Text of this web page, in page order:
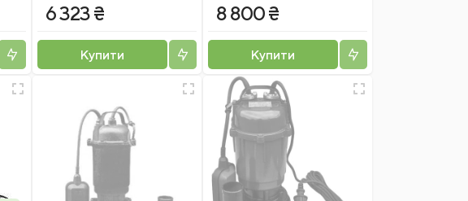
6 323 ₴
Купити
8 800 ₴
Купити